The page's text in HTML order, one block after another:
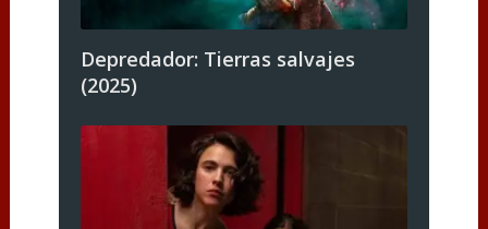
Depredador: Tierras salvajes
(2025)